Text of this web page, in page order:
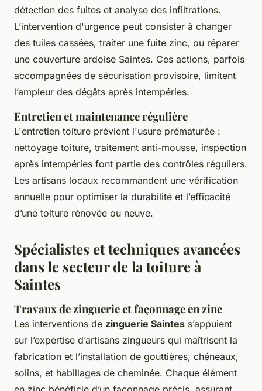
détection des fuites et analyse des infiltrations.
L’intervention d'urgence peut consister à changer
des tuiles cassées, traiter une fuite zinc, ou réparer
une couverture ardoise Saintes. Ces actions, parfois
accompagnées de sécurisation provisoire, limitent
l’ampleur des dégâts après intempéries.
Entretien et maintenance régulière
L'entretien toiture prévient l'usure prématurée :
nettoyage toiture, traitement anti-mousse, inspection
après intempéries font partie des contrôles réguliers.
Les artisans locaux recommandent une vérification
annuelle pour optimiser la durabilité et l’efficacité
d’une toiture rénovée ou neuve.
Spécialistes et techniques avancées
dans le secteur de la toiture à
Saintes
Travaux de zinguerie et façonnage en zinc
Les interventions de zinguerie Saintes s’appuient
sur l’expertise d’artisans zingueurs qui maîtrisent la
fabrication et l’installation de gouttières, chéneaux,
solins, et habillages de cheminée. Chaque élément